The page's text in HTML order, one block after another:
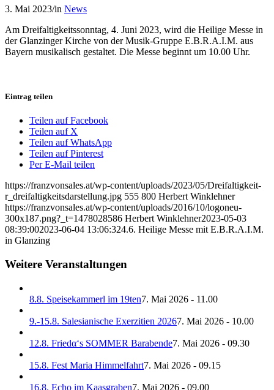
3. Mai 2023/in News
Am Dreifaltigkeitssonntag, 4. Juni 2023, wird die Heilige Messe in
der Glanzinger Kirche von der Musik-Gruppe E.B.R.A.I.M. aus
Bayern musikalisch gestaltet. Die Messe beginnt um 10.00 Uhr.
Eintrag teilen
Teilen auf Facebook
Teilen auf X
Teilen auf WhatsApp
Teilen auf Pinterest
Per E-Mail teilen
https://franzvonsales.at/wp-content/uploads/2023/05/Dreifaltigkeit-
r_dreifaltigkeitsdarstellung.jpg 555 800 Herbert Winklehner
https://franzvonsales.at/wp-content/uploads/2016/10/logoneu-
300x187.png?_t=1478028586 Herbert Winklehner2023-05-03
08:39:002023-06-04 13:06:324.6. Heilige Messe mit E.B.R.A.I.M.
in Glanzing
Weitere Veranstaltungen
8.8. Speisekammerl im 19ten7. Mai 2026 - 11.00
9.-15.8. Salesianische Exerzitien 20267. Mai 2026 - 10.00
12.8. Friedα‘s SOMMER Barabende7. Mai 2026 - 09.30
15.8. Fest Maria Himmelfahrt7. Mai 2026 - 09.15
16.8. Echo im Kaasgraben7. Mai 2026 - 09.00